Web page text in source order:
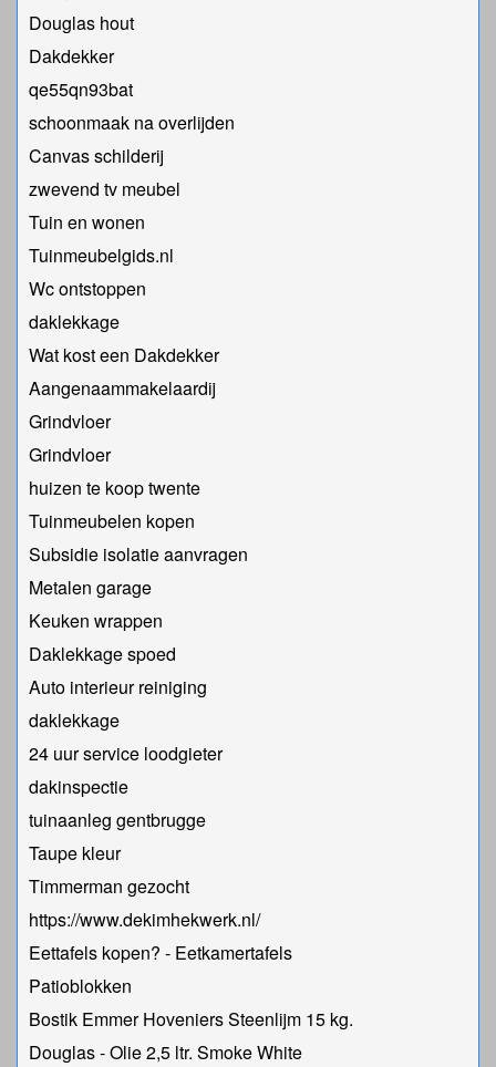
Douglas hout
Dakdekker
qe55qn93bat
schoonmaak na overlijden
Canvas schilderij
zwevend tv meubel
Tuin en wonen
Tuinmeubelgids.nl
Wc ontstoppen
daklekkage
Wat kost een Dakdekker
Aangenaammakelaardij
Grindvloer
Grindvloer
huizen te koop twente
Tuinmeubelen kopen
Subsidie isolatie aanvragen
Metalen garage
Keuken wrappen
Daklekkage spoed
Auto interieur reiniging
daklekkage
24 uur service loodgieter
dakinspectie
tuinaanleg gentbrugge
Taupe kleur
Timmerman gezocht
https://www.dekimhekwerk.nl/
Eettafels kopen? - Eetkamertafels
Patioblokken
Bostik Emmer Hoveniers Steenlijm 15 kg.
Douglas - Olie 2,5 ltr. Smoke White